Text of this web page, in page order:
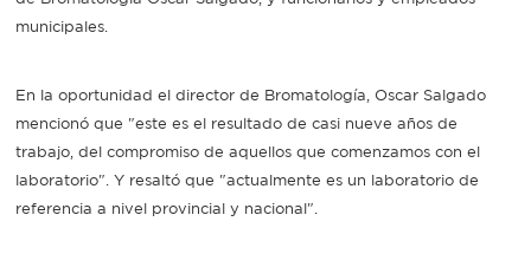
municipales.
En la oportunidad el director de Bromatología, Oscar Salgado
mencionó que "este es el resultado de casi nueve años de
trabajo, del compromiso de aquellos que comenzamos con el
laboratorio". Y resaltó que "actualmente es un laboratorio de
referencia a nivel provincial y nacional".